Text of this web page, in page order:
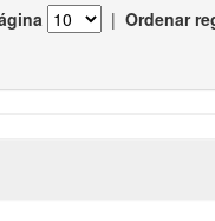
| Ordenar